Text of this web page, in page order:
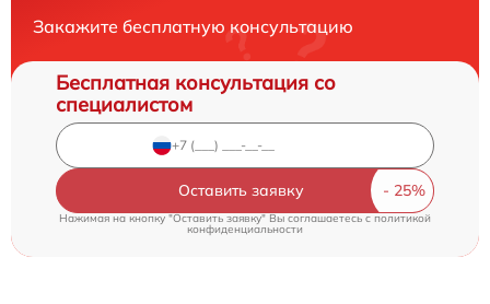
Закажите бесплатную консультацию
Бесплатная консультация со
специалистом
Оставить заявку
Нажимая на кнопку "Оставить заявку" Вы соглашаетесь cполитикой
конфиденциальности